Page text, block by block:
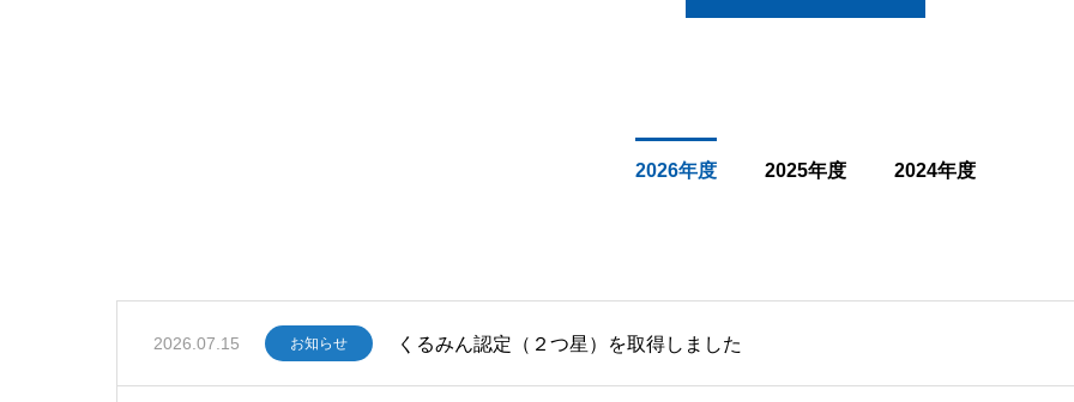
2026年度 2025年度 2024年度
2026.07.15 お知らせ くるみん認定（２つ星）を取得しました